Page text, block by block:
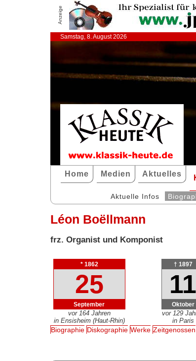
Anzeige
Samstag, 8. August 2026
Home Medien Aktuelles
Aktuelle Infos
Léon Boëllmann
frz. Organist und Komponist
* 1862
25
September
vor 164 Jahren
in Ensisheim (Haut-Rhin)
† 1897
11
Oktober
vor 129
in Paris
Biographie Diskographie Werke Zeitgenossen